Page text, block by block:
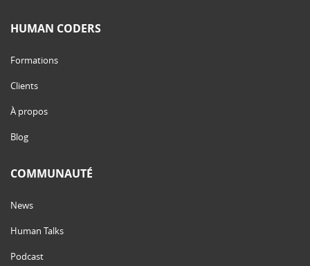
HUMAN CODERS
Formations
Clients
À propos
Blog
COMMUNAUTÉ
News
Human Talks
Podcast